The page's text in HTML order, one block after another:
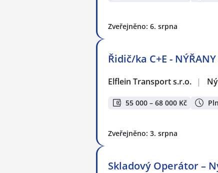
Zveřejněno: 6. srpna
Řidič/ka C+E -
Elflein Transport s.r.o. |
55 000 – 68 000 Kč
Zveřejněno: 3. srpna
Skladový Operátor –